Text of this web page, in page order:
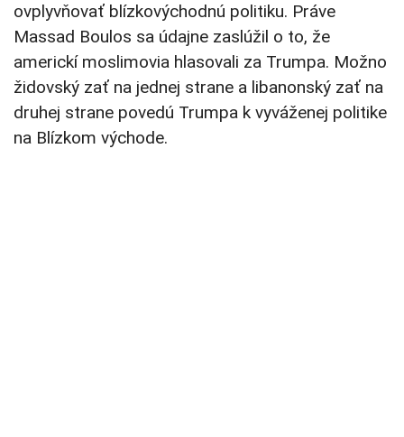
ovplyvňovať blízkovýchodnú politiku. Práve
Massad Boulos sa údajne zaslúžil o to, že
americkí moslimovia hlasovali za Trumpa. Možno
židovský zať na jednej strane a libanonský zať na
druhej strane povedú Trumpa k vyváženej politike
na Blízkom východe.